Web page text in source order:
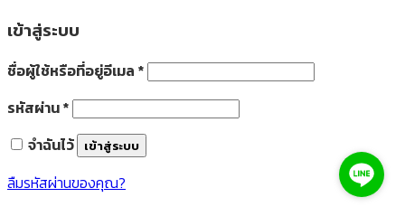
เข้าสู่ระบบ
ชื่อผู้ใช้หรือที่อยู่อีเมล *
รหัสผ่าน*
จำฉันไว้ เข้าสู่ระบบ
ลืมรหัสผ่านของคุณ?